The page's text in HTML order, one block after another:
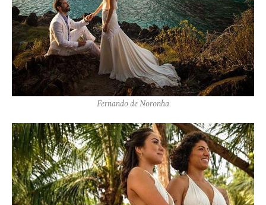
Fernando de Noronha